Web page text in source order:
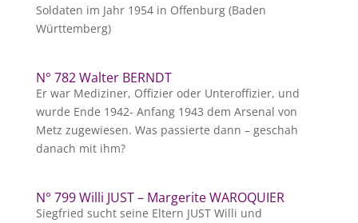
Soldaten im Jahr 1954 in Offenburg (Baden
Württemberg)
N° 782 Walter BERNDT
Er war Mediziner, Offizier oder Unteroffizier, und
wurde Ende 1942- Anfang 1943 dem Arsenal von
Metz zugewiesen. Was passierte dann – geschah
danach mit ihm?
N° 799 Willi JUST – Margerite WAROQUIER
Siegfried sucht seine Eltern JUST Willi und